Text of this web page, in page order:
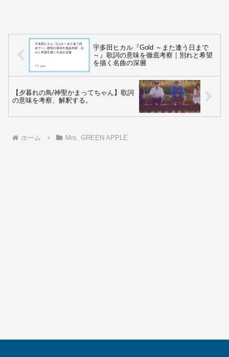
宇多田ヒカル『Gold ～また逢う日まで
～』歌詞の意味を徹底考察｜別れと希望
を描く名曲の深層
【夕暮れの鳥/神聖かまってちゃん】歌詞
の意味を考察、解釈する。
ホーム Mrs. GREEN APPLE